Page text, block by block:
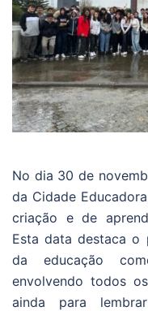
No dia 30 de
da Cidade
criação e de
Esta data destaca o
da educação
envolvendo todos
ainda para